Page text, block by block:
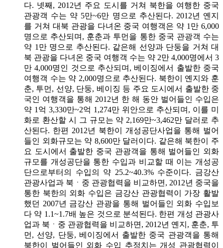
다. 넷째, 2012년 주요 도시를 거쳐 북한을 여행한 중국
관광객 수는 약 5만~6만 명으로 추산된다. 2012년 옌지
를 거쳐 대북 관광을 다녀온 중국 여행객은 약 1만 6,000
명으로 추산되며, 훈춘과 투먼을 통한 중국 관광객 수는
약 1만 명으로 추산된다. 같은해 선양과 단둥을 거쳐 대
북 관광을 다녀온 중국 여행객 수는 약 2만 4,000명에서 3
만 4,000명인 것으로 추산되며, 베이징에서 출발한 중국
여행객 수는 약 2,000명으로 추산된다. 북한이 옌지와 훈
춘, 투먼, 선양, 단둥, 베이징 등 주요 도시에서 출발한 중
국인 여행객을 통해 2012년 한 해 동안 벌어들인 수입은
약 1억 3,330만~2억 1,274만 위안으로 추산되며, 이를 미
화로 환산할 시 그 규모는 약 2,169만~3,462만 달러로 추
산된다. 한편 2012년 북한이 개성공단사업을 통해 벌어
들인 외화규모는 약 8,600만 달러이다. 같은해 북한이 주
요 도시에서 출발한 중국 관광객을 통해 벌어들인 외화
규모를 개성공단을 통한 수입과 비교할 때 이는 개성공
단으로부터의 수입의 약 25.2~40.3% 수준이다. 금강산
관광사업과 북ㆍ중 관광협력을 비교하면, 2012년 중국을
통한 북한의 외화 수입은 금강산 관광협력이 가장 활발
했던 2007년 금강산 관광을 통해 벌어들인 외화 수입보
다 약 1.1~1.7배 높은 것으로 분석된다. 한편 개성 관광사
업과 북ㆍ중 관광협력을 비교하면, 2012년 옌지, 훈춘, 투
먼, 선양, 단둥, 베이징에서 출발한 중국 관광객을 통해
북한이 벌어들인 외화 수입 추정치는 개성 관광협력이